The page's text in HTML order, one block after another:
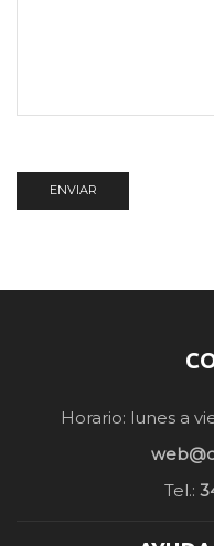
Horario: lunes a
Tel.: